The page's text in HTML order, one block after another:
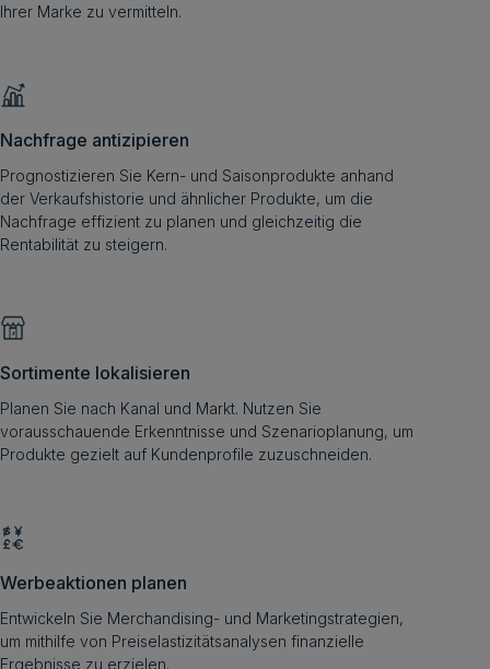
Ihrer Marke zu vermitteln.
Nachfrage antizipieren
Prognostizieren Sie Kern- und Saisonprodukte anhand
der Verkaufshistorie und ähnlicher Produkte, um die
Nachfrage effizient zu planen und gleichzeitig die
Rentabilität zu steigern.
Sortimente lokalisieren
Planen Sie nach Kanal und Markt. Nutzen Sie
vorausschauende Erkenntnisse und Szenarioplanung, um
Produkte gezielt auf Kundenprofile zuzuschneiden.
Werbeaktionen planen
Entwickeln Sie Merchandising- und Marketingstrategien,
um mithilfe von Preiselastizitätsanalysen finanzielle
Ergebnisse zu erzielen.